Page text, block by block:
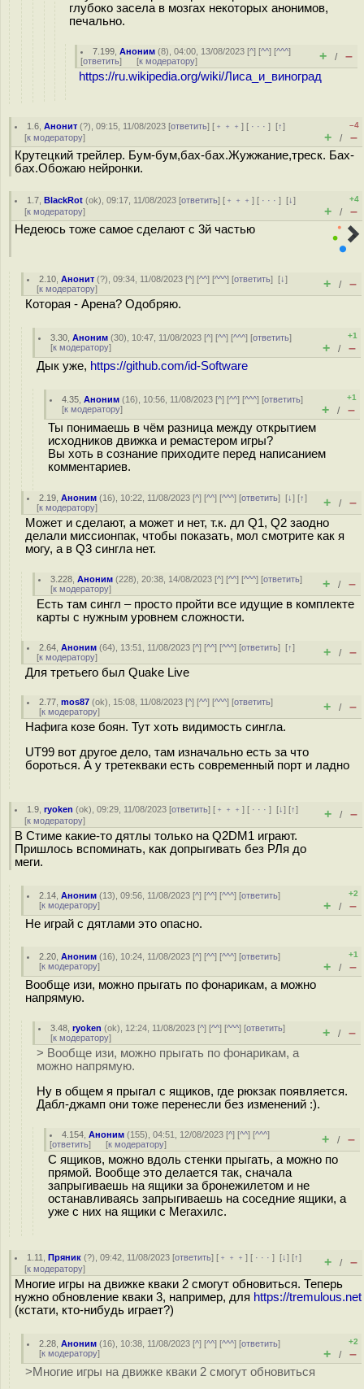
глубоко засела в мозгах некоторых анонимов,
печально.
7.199 ,Аноним (8), 04:00, 13/08/2023 [^] [^^] [^^^]
[ответить] [к модератору] + / –
https://ru.wikipedia.org/wiki/Лиса_и_виноград
1.6 ,Анонит (?), 09:15, 11/08/2023 [ответить] [ ﹢﹢﹢] [ · · ·][↑]
[к модератору]
–4
+ / –
Крутецкий трейлер. Бум-бум,бах-бах.Жужжание,треск. Бах-
бах.Обожаю нейронки.
1.7 ,BlackRot (ok), 09:17, 11/08/2023 [ответить] [ ﹢﹢﹢] [ · · ·][↓]
[к модератору]
+4
+ / –
Недеюсь тоже самое сделают с 3й частью
2.10 ,Анонит (?), 09:34, 11/08/2023 [^] [^^] [^^^] [ответить][↓]
[к модератору] + / –
Которая - Арена? Одобряю.
3.30 ,Аноним (30), 10:47, 11/08/2023 [^] [^^] [^^^] [ответить]
[к модератору]
+1
+ / –
Дык уже, https://github.com/id-Software
4.35 ,Аноним (16), 10:56, 11/08/2023 [^] [^^] [^^^] [ответить]
[к модератору]
+1
+ / –
Ты понимаешь в чём разница между открытием
исходников движка и ремастером игры?
Вы хоть в сознание приходите перед написанием
комментариев.
2.19 ,Аноним (16), 10:22, 11/08/2023 [^] [^^] [^^^] [ответить][↓] [↑]
[к модератору] + / –
Может и сделают, а может и нет, т.к. дл Q1, Q2 заодно
делали миссионпак, чтобы показать, мол смотрите как я
могу, а в Q3 сингла нет.
3.228 ,Аноним (228), 20:38, 14/08/2023 [^] [^^] [^^^] [ответить]
[к модератору] + / –
Есть там сингл – просто пройти все идущие в комплекте
карты с нужным уровнем сложности.
2.64 ,Аноним (64), 13:51, 11/08/2023 [^] [^^] [^^^] [ответить][↑]
[к модератору] + / –
Для третьего был Quake Live
2.77 ,mos87 (ok), 15:08, 11/08/2023 [^] [^^] [^^^] [ответить]
[к модератору] + / –
Нафига козе боян. Тут хоть видимость сингла.
UT99 вот другое дело, там изначально есть за что
бороться. А у третекваки есть современный порт и ладно
1.9 ,ryoken (ok), 09:29, 11/08/2023 [ответить] [ ﹢﹢﹢] [ · · ·][↓] [↑]
[к модератору] + / –
В Стиме какие-то дятлы только на Q2DM1 играют.
Пришлось вспоминать, как допрыгивать без РЛя до
меги.
2.14 ,Аноним (13), 09:56, 11/08/2023 [^] [^^] [^^^] [ответить]
[к модератору]
+2
+ / –
Не играй с дятлами это опасно.
2.20 ,Аноним (16), 10:24, 11/08/2023 [^] [^^] [^^^] [ответить]
[к модератору]
+1
+ / –
Вообще изи, можно прыгать по фонарикам, а можно
напрямую.
3.48 ,ryoken (ok), 12:24, 11/08/2023 [^] [^^] [^^^] [ответить]
[к модератору] + / –
> Вообще изи, можно прыгать по фонарикам, а
можно напрямую.
Ну в общем я прыгал с ящиков, где рюкзак появляется.
Дабл-джамп они тоже перенесли без изменений :).
4.154 ,Аноним (155), 04:51, 12/08/2023 [^] [^^] [^^^]
[ответить] [к модератору] + / –
С ящиков, можно вдоль стенки прыгать, а можно по
прямой. Вообще это делается так, сначала
запрыгиваешь на ящики за бронежилетом и не
останавливаясь запрыгиваешь на соседние ящики, а
уже с них на ящики с Мегахилс.
1.11 ,Пряник (?), 09:42, 11/08/2023 [ответить] [ ﹢﹢﹢] [ · · ·][↓] [↑]
[к модератору] + / –
Многие игры на движке кваки 2 смогут обновиться. Теперь
нужно обновление кваки 3, например, для https://tremulous.net
(кстати, кто-нибудь играет?)
2.28 ,Аноним (16), 10:38, 11/08/2023 [^] [^^] [^^^] [ответить]
[к модератору]
+2
+ / –
>Многие игры на движке кваки 2 смогут обновиться